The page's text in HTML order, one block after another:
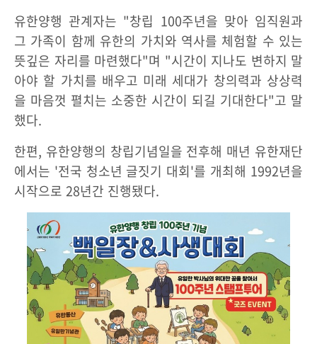
유한양행 관계자는 "창립 100주년을 맞아 임직원과
그 가족이 함께 유한의 가치와 역사를 체험할 수 있는
뜻깊은 자리를 마련했다"며 "시간이 지나도 변하지 말
아야 할 가치를 배우고 미래 세대가 창의력과 상상력
을 마음껏 펼치는 소중한 시간이 되길 기대한다"고 말
했다.
한편, 유한양행의 창립기념일을 전후해 매년 유한재단
에서는 '전국 청소년 글짓기 대회'를 개최해 1992년을
시작으로 28년간 진행됐다.